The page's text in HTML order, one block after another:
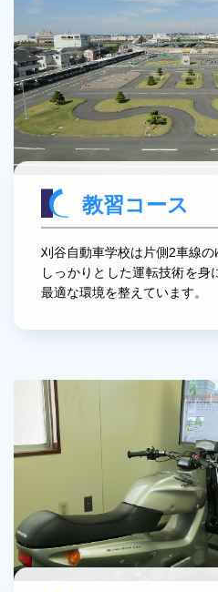
教習コース
刈谷自動車学校は片側2車線の
しっかりとした運転技術を身
最適な環境を整えています。